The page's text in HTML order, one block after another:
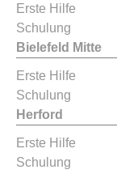
Erste Hilfe
Schulung
Bielefeld Mitte
Erste Hilfe
Schulung
Herford
Erste Hilfe
Schulung